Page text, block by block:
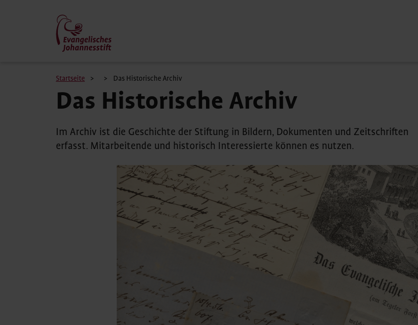
Breadcrumb
Startseite Das Historische Archiv
Das Historische Archiv
Im Archiv ist die Geschichte der Stiftung in Bildern, Dokumenten und Zeitschriften
erfasst. Mitarbeitende und historisch Interessierte können es nutzen.